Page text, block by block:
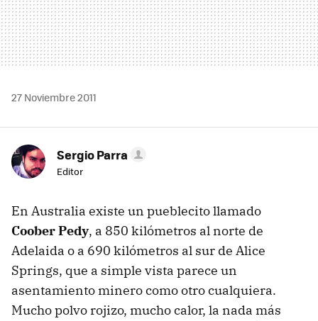
27 Noviembre 2011
Sergio Parra
Editor
En Australia existe un pueblecito llamado
Coober Pedy, a 850 kilómetros al norte de
Adelaida o a 690 kilómetros al sur de Alice
Springs, que a simple vista parece un
asentamiento minero como otro cualquiera.
Mucho polvo rojizo, mucho calor, la nada más